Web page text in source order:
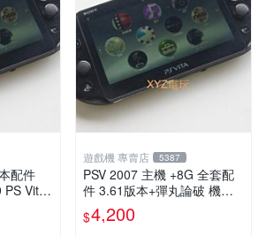
配件
遊戲機 專賣店 5387
PSV 2007 主機 +8G 全套配
件 3.61版本+彈丸論破 機槍
辯駁 數位化 PS Vita2007 保
修一年
$4,200